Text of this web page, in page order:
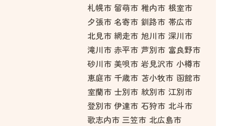
札幌市 留萌市 稚内市 根室市
夕張市 名寄市 釧路市 帯広市
北見市 網走市 旭川市 深川市
滝川市 赤平市 芦別市 富良野市
砂川市 美唄市 岩見沢市 小樽市
恵庭市 千歳市 苫小牧市 函館市
室蘭市 士別市 紋別市 江別市
登別市 伊達市 石狩市 北斗市
歌志内市 三笠市 北広島市